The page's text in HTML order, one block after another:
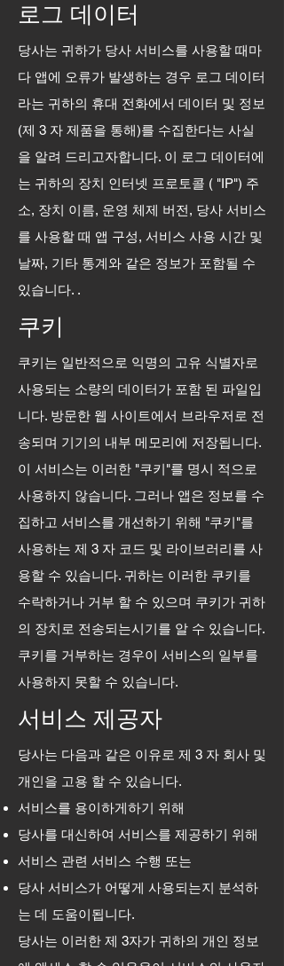
로그 데이터
당사는 귀하가 당사 서비스를 사용할 때마
다 앱에 오류가 발생하는 경우 로그 데이터
라는 귀하의 휴대 전화에서 데이터 및 정보
(제 3 자 제품을 통해)를 수집한다는 사실
을 알려 드리고자합니다. 이 로그 데이터에
는 귀하의 장치 인터넷 프로토콜 ( "IP") 주
소, 장치 이름, 운영 체제 버전, 당사 서비스
를 사용할 때 앱 구성, 서비스 사용 시간 및
날짜, 기타 통계와 같은 정보가 포함될 수
있습니다. .
쿠키
쿠키는 일반적으로 익명의 고유 식별자로
사용되는 소량의 데이터가 포함 된 파일입
니다. 방문한 웹 사이트에서 브라우저로 전
송되며 기기의 내부 메모리에 저장됩니다.
이 서비스는 이러한 "쿠키"를 명시 적으로
사용하지 않습니다. 그러나 앱은 정보를 수
집하고 서비스를 개선하기 위해 "쿠키"를
사용하는 제 3 자 코드 및 라이브러리를 사
용할 수 있습니다. 귀하는 이러한 쿠키를
수락하거나 거부 할 수 있으며 쿠키가 귀하
의 장치로 전송되는시기를 알 수 있습니다.
쿠키를 거부하는 경우이 서비스의 일부를
사용하지 못할 수 있습니다.
서비스 제공자
당사는 다음과 같은 이유로 제 3 자 회사 및
개인을 고용 할 수 있습니다.
서비스를 용이하게하기 위해
당사를 대신하여 서비스를 제공하기 위해
서비스 관련 서비스 수행 또는
당사 서비스가 어떻게 사용되는지 분석하
는 데 도움이됩니다.
당사는 이러한 제 3자가 귀하의 개인 정보